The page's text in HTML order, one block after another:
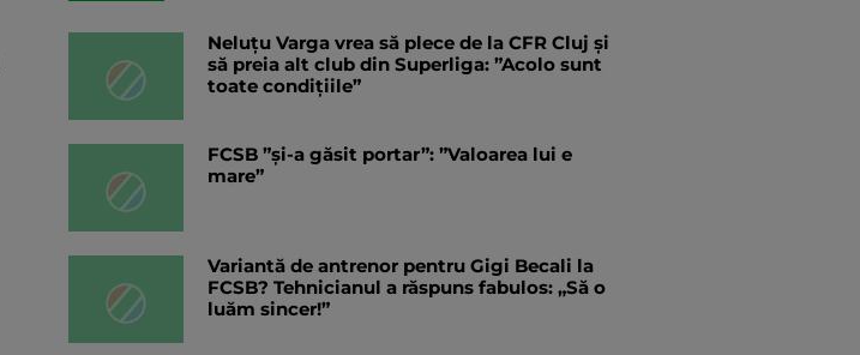
Neluțu Varga vrea să plece de la CFR Cluj și
să preia alt club din Superliga: ”Acolo sunt
toate condițiile”
FCSB ”și-a găsit portar”: ”Valoarea lui e
mare”
Variantă de antrenor pentru Gigi Becali la
FCSB? Tehnicianul a răspuns fabulos: „Să o
luăm sincer!”